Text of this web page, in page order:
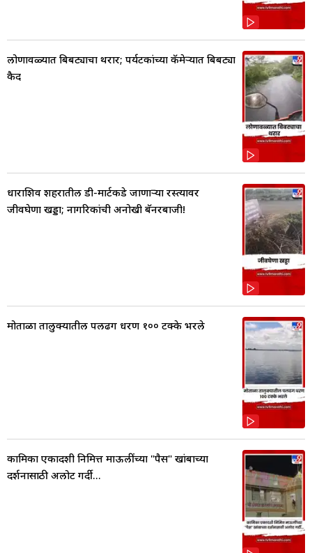
लोणावळ्यात बिबट्याचा थरार; पर्यटकांच्या कॅमेऱ्यात बिबट्या
कैद
धाराशिव शहरातील डी-मार्टकडे जाणाऱ्या रस्त्यावर
जीवघेणा खड्डा; नागरिकांची अनोखी बॅनरबाजी!
मोताळा तालुक्यातील पलढग धरण १०० टक्के भरले
कामिका एकादशी निमित्त माऊलींच्या "पैस" खांबाच्या
दर्शनासाठी अलोट गर्दी...